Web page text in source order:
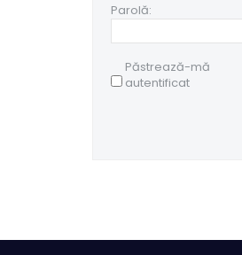
Parolă:
Păstrează-mă
autentificat